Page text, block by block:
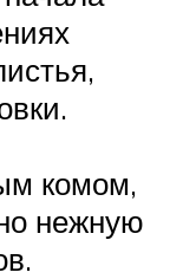
комом,
нежную